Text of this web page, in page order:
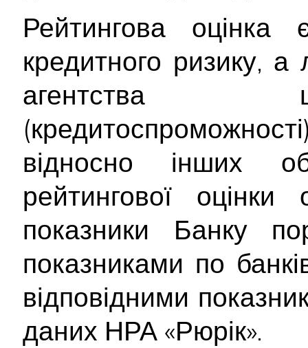
Рейтингова
кредитного ризику,
агентства
відносно інших
рейтингової оцінки
показники Банку
показниками по
відповідними
даних НРА «Рюрік».